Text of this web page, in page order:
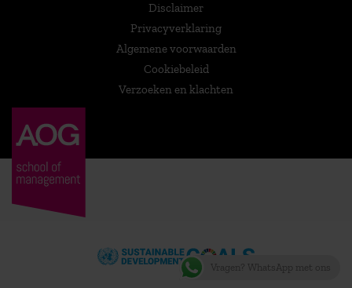
Disclaimer
Privacyverklaring
Algemene voorwaarden
Cookiebeleid
Verzoeken en klachten
Vragen? WhatsApp met ons